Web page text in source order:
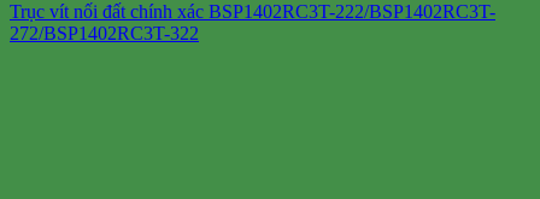
Trục vít nối đất chính xác BSP1402RC3T-222/BSP1402RC3T-
272/BSP1402RC3T-322